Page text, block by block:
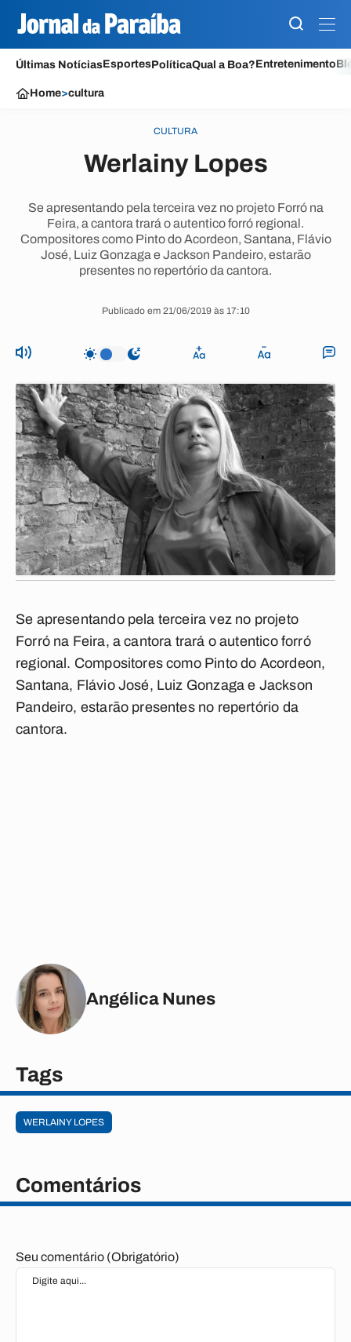
Últimas NotíciasEsportesPolíticaQual a Boa?Entretenimento
Home>cultura
CULTURA
Werlainy Lopes
Se apresentando pela terceira vez no projeto Forró na
Feira, a cantora trará o autentico forró regional.
Compositores como Pinto do Acordeon, Santana, Flávio
José, Luiz Gonzaga e Jackson Pandeiro, estarão
presentes no repertório da cantora.
Publicado em 21/06/2019 às 17:10
Se apresentando pela terceira vez no projeto
Forró na Feira, a cantora trará o autentico forró
regional. Compositores como Pinto do Acordeon,
Santana, Flávio José, Luiz Gonzaga e Jackson
Pandeiro, estarão presentes no repertório da
cantora.
Angélica Nunes
Tags
WERLAINY LOPES
Comentários
Seu comentário (Obrigatório)